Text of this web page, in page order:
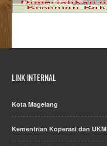
LINK INTERNAL
Kota Magelang
Kementrian Koperasi dan UKM